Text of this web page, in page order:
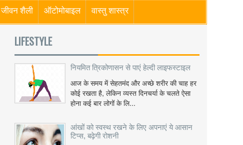
जीवन शैली ऑटोमोबाइल वास्तु शास्त्र
LIFESTYLE
नियमित त्रिकोणासन से पाएं हेल्दी लाइफस्टाइल
आज के समय में सेहतमंद और अच्छे शरीर की चाह हर
कोई रखता है, लेकिन व्यस्त दिनचर्या के चलते ऐसा
होना कई बार लोगों के लि...
आंखों को स्वस्थ रखने के लिए अपनाएं ये आसान
टिप्स, बढ़ेगी रोशनी